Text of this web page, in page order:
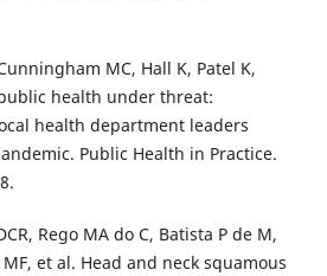
MC, Hall K, Patel K,
health under threat:
health department leaders
Public Health in Practice.
Rego MA do C, Batista P de M,
et al. Head and neck squamous